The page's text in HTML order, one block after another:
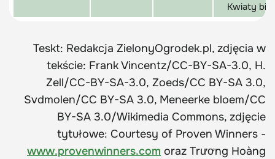
Kwiaty
Teskt: Redakcja ZielonyOgrodek.pl, zdjęcia w
tekście: Frank Vincentz/CC-BY-SA-3.0, H.
Zell/CC-BY-SA-3.0, Zoeds/CC BY-SA 3.0,
Svdmolen/CC BY-SA 3.0, Meneerke bloem/CC
BY-SA 3.0/Wikimedia Commons, zdjęcie
tytułowe: Courtesy of Proven Winners -
www.provenwinners.com oraz Trương Hoàng